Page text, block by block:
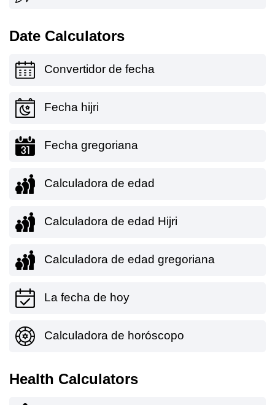
Date Calculators
Convertidor de fecha
Fecha hijri
Fecha gregoriana
Calculadora de edad
Calculadora de edad Hijri
Calculadora de edad gregoriana
La fecha de hoy
Calculadora de horóscopo
Health Calculators